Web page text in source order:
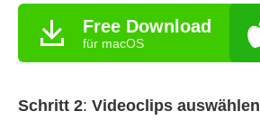
Free Download
für macOS
Schritt 2: Videoclips auswählen